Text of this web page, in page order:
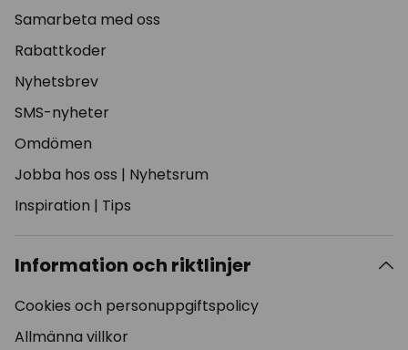
Samarbeta med oss
Rabattkoder
Nyhetsbrev
SMS-nyheter
Omdömen
Jobba hos oss | Nyhetsrum
Inspiration | Tips
Information och riktlinjer
Cookies och personuppgiftspolicy
Allmänna villkor